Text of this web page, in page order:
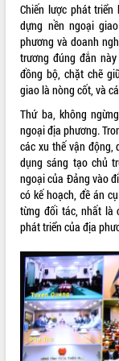
Họp báo thông tin về Hội
Quy hoạch và Xúc tiến
Lắk
Khơi thông điểm nghẽn,
giải ngân vốn khắc phục
HĐND tỉnh thông qua
hoạch tỉnh thời kỳ 2021-
Hội thảo góp ý hồ sơ
hoạch tỉnh Đắk Lắk thời
tầm nhìn đến năm 2050
Nâng cao hiệu quả hoạt
doanh nghiệp nhà nước
Hội nghị triển khai kết nối
truyền số liệu chuyên
quan Đảng, Nhà nước
Lễ phát động chuỗi hoạt
tay làm sạch môi trường
Xã Ea Kar bước chuyển
công tác cải cách hành
mới
Chiến lược phát
dựng nền ngoại
phương và doanh
trương đúng đắn
đồng bộ, chặt chẽ
giao là nòng cốt, và
Thứ ba, không
ngoại địa phương.
các xu thế vận động,
dụng sáng tạo chủ
ngoại của Đảng vào
có kế hoạch, đề án
từng đối tác, nhất là
phát triển của địa